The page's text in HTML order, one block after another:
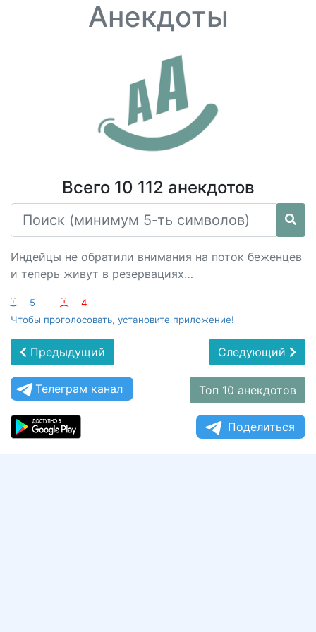
Анекдоты
Всего 10 112 анекдотов
Индейцы не обратили внимания на поток беженцев
и теперь живут в резервациях…
:-) 5 :-(
4
Чтобы проголосовать, установите приложение!
Предыдущий Следующий
Телеграм канал Топ 10 анекдотов
Поделиться